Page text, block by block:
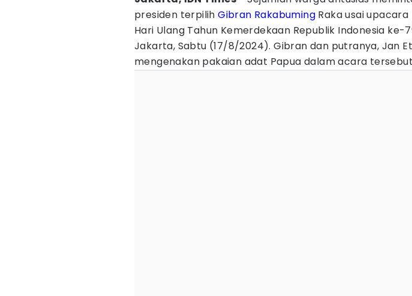
presiden terpilihGibran Rakabuming Raka usai
Hari Ulang Tahun Kemerdekaan Republik Indonesia ke-
Jakarta, Sabtu (17/8/2024). Gibran dan putranya, Jan
mengenakan pakaian adat Papua dalam acara